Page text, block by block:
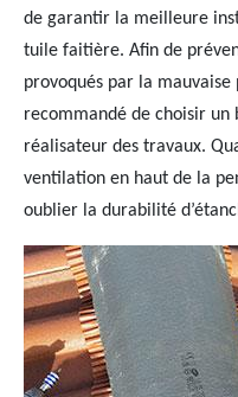
de garantir la meilleure
tuile faitière. Afin de
provoqués par la mauvaise
recommandé de choisir
réalisateur des travaux.
ventilation en haut de la
oublier la durabilité